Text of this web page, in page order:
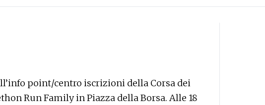
point/centro iscrizioni della Corsa dei
Run Family in Piazza della Borsa. Alle 18